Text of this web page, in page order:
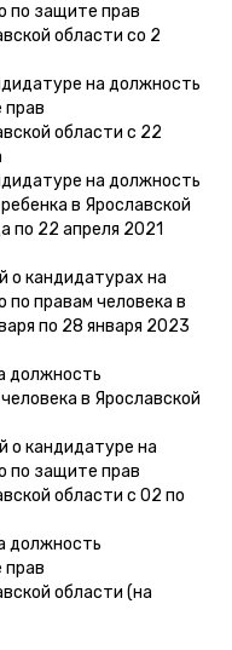
по защите прав
области со 2
на должность
прав
области с 22
на должность
в Ярославской
по 22 апреля 2021
о кандидатурах на
по правам человека в
по 28 января 2023
должность
в Ярославской
о кандидатуре на
по защите прав
области с 02 по
должность
прав
области (на